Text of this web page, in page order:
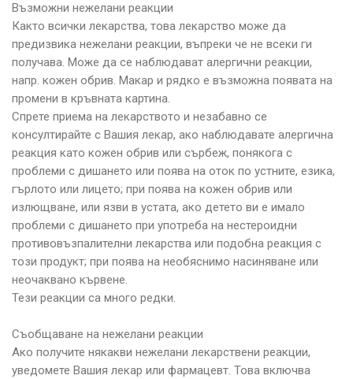
Възможни нежелани реакции
Както всички лекарства, това лекарство може да
предизвика нежелани реакции, въпреки че не всеки ги
получава. Може да се наблюдават алергични реакции,
напр. кожен обрив. Макар и рядко е възможна появата на
промени в кръвната картина.
Спрете приема на лекарството и незабавно се
консултирайте с Вашия лекар, ако наблюдавате алергична
реакция като кожен обрив или сърбеж, понякога с
проблеми с дишането или поява на оток по устните, езика,
гърлото или лицето; при поява на кожен обрив или
излющване, или язви в устата, ако детето ви е имало
проблеми с дишането при употреба на нестероидни
противовъзпалителни лекарства или подобна реакция с
този продукт; при поява на необяснимо насиняване или
неочаквано кървене.
Тези реакции са много редки.
Съобщаване на нежелани реакции
Ако получите някакви нежелани лекарствени реакции,
уведомете Вашия лекар или фармацевт. Това включва